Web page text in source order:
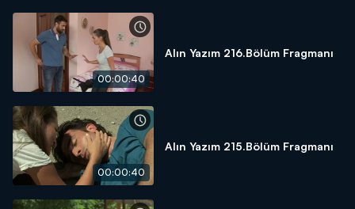
00:00:40
Alın Yazım 216.Bölüm Fragmanı
00:00:40
Alın Yazım 215.Bölüm Fragmanı